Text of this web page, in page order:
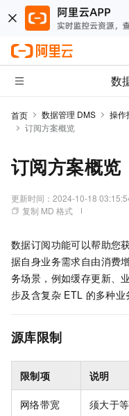
数
首页 数据管理 DMS 操作
订阅方案概览
订阅方案概览
更新时间： 2024-10-18
复制 MD 格式
数据订阅功能可以帮助您
据自身业务需求自由消费
务场景，例如缓存更新、
步及含复杂 ETL 的多种业
源库限制
限制项 说明
网络带宽 须大于